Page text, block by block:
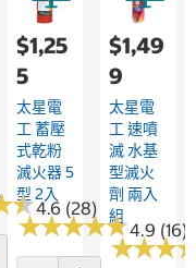
★
★4.6 (28)
$1,25
5
太星電
工 蓄壓
式乾粉
滅火器 5
型 2入
★★★★★
★★★★★4.9 (16)
$1,49
9
太星電
工 速噴
滅 水基
型滅火
劑 兩入
組
★★★
★★★